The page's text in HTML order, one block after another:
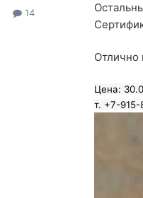
14
Отлично
Цена:
т. +7-